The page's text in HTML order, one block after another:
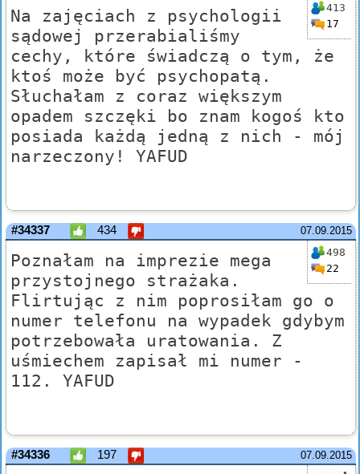
413
17
Na zajęciach z psychologii
sądowej przerabialiśmy
cechy, które świadczą o tym, że
ktoś może być psychopatą.
Słuchałam z coraz większym
opadem szczęki bo znam kogoś kto
posiada każdą jedną z nich - mój
narzeczony! YAFUD
07.09.2015
#34337 434
498
22
Poznałam na imprezie mega
przystojnego strażaka.
Flirtując z nim poprosiłam go o
numer telefonu na wypadek gdybym
potrzebowała uratowania. Z
uśmiechem zapisał mi numer -
112. YAFUD
07.09.2015
#34336 197